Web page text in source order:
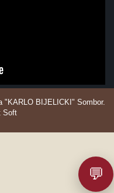
BIJELICKI" Sombor.
Soft
💬